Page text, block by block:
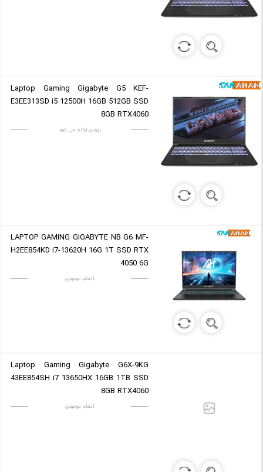
Laptop Gaming Gigabyte G5 KEF-
E3EE313SD i5 12500H 16GB 512GB SSD
8GB RTX4060
بزودی ارائه می شود
LAPTOP GAMING GIGABYTE NB G6 MF-
H2EE854KD i7-13620H 16G 1T SSD RTX
4050 6G
اتمام موجودی
Laptop Gaming Gigabyte G6X-9KG
43EE854SH i7 13650HX 16GB 1TB SSD
8GB RTX4060
اتمام موجودی